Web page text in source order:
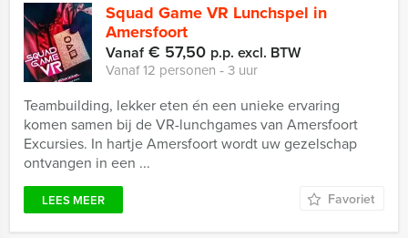
Squad Game VR Lunchspel in
Amersfoort
Vanaf€ 57,50 p.p. excl. BTW
Vanaf 12 personen ‐ 3 uur
Teambuilding, lekker eten én een unieke ervaring
komen samen bij de VR-lunchgames van Amersfoort
Excursies. In hartje Amersfoort wordt uw gezelschap
ontvangen in een ...
LEES MEER Favoriet